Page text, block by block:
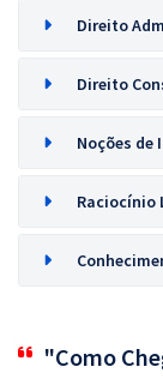
Direito
Direito
Noções
Raciocínio
"Como